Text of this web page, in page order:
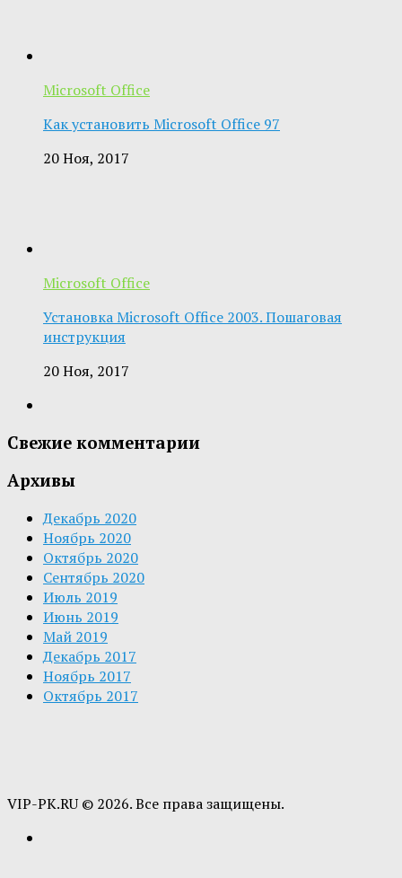
Microsoft Office
Как установить Microsoft Office 97
20 Ноя, 2017
Microsoft Office
Установка Microsoft Office 2003. Пошаговая
инструкция
20 Ноя, 2017
Свежие комментарии
Архивы
Декабрь 2020
Ноябрь 2020
Октябрь 2020
Сентябрь 2020
Июль 2019
Июнь 2019
Май 2019
Декабрь 2017
Ноябрь 2017
Октябрь 2017
VIP-PK.RU © 2026. Все права защищены.